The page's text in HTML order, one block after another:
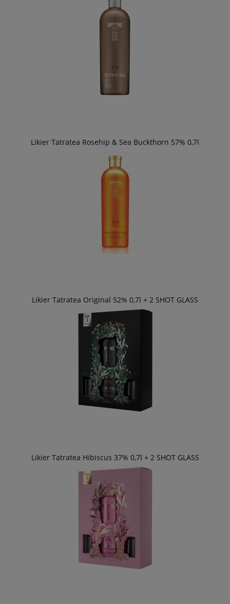
Likier Tatratea Rosehip & Sea Buckthorn 57% 0,7l
Likier Tatratea Original 52% 0,7l + 2 SHOT GLASS
Likier Tatratea Hibiscus 37% 0,7l + 2 SHOT GLASS